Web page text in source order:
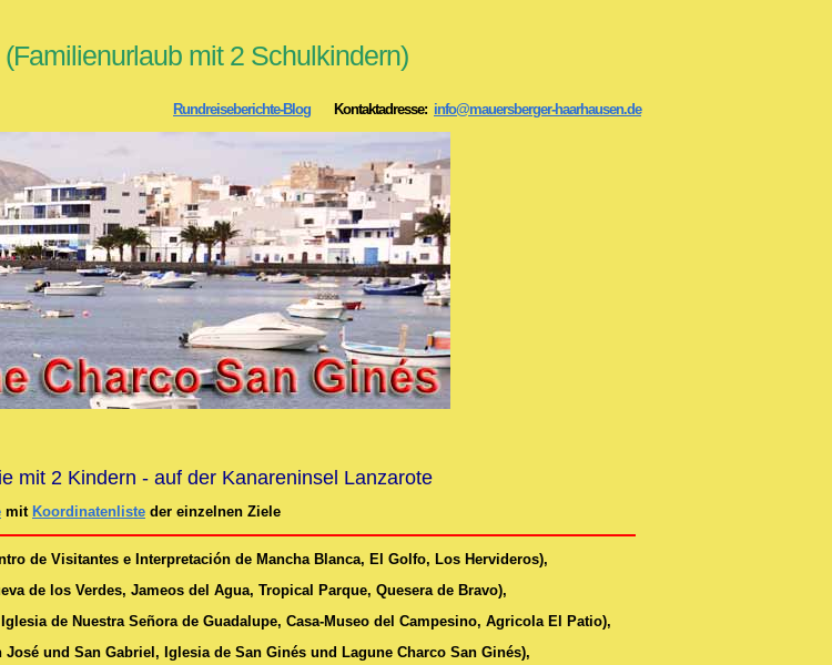
mit 2 Schulkindern)
Rundreiseberichte-Blog Kontaktadresse: info@mauersberger-haarhausen.de
mit 2 Kindern - auf der Kanareninsel Lanzarote
mit Koordinatenliste der einzelnen Ziele
de Visitantes e Interpretación de Mancha Blanca, El Golfo, Los Hervideros),
de los Verdes, Jameos del Agua, Tropical Parque, Quesera de Bravo),
de Nuestra Señora de Guadalupe, Casa-Museo del Campesino, Agricola El Patio),
und San Gabriel, Iglesia de San Ginés und Lagune Charco San Ginés),